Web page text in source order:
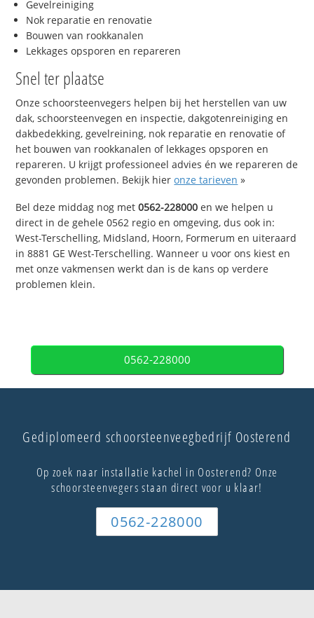
Gevelreiniging
Nok reparatie en renovatie
Bouwen van rookkanalen
Lekkages opsporen en repareren
Snel ter plaatse
Onze schoorsteenvegers helpen bij het herstellen van uw
dak, schoorsteenvegen en inspectie, dakgotenreiniging en
dakbedekking, gevelreining, nok reparatie en renovatie of
het bouwen van rookkanalen of lekkages opsporen en
repareren. U krijgt professioneel advies én we repareren de
gevonden problemen. Bekijk hieronze tarieven »
Bel deze middag nog met0562-228000 en we helpen u
direct in de gehele 0562 regio en omgeving, dus ook in:
West-Terschelling, Midsland, Hoorn, Formerum en uiteraard
in 8881 GE West-Terschelling. Wanneer u voor ons kiest en
met onze vakmensen werkt dan is de kans op verdere
problemen klein.
0562-228000
Gediplomeerd schoorsteenveegbedrijf Oosterend
Op zoek naar installatie kachel in Oosterend? Onze
schoorsteenvegers staan direct voor u klaar!
0562-228000